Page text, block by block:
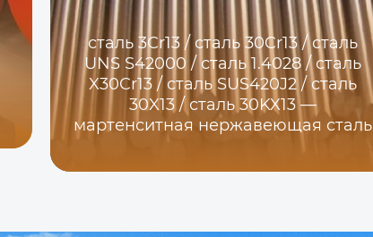
сталь 3Cr13 / сталь 30Cr13 / сталь
UNS S42000 / сталь 1.4028 / сталь
X30Cr13 / сталь SUS420J2 / сталь
30X13 / сталь 30KX13 —
мартенситная нержавеющая сталь